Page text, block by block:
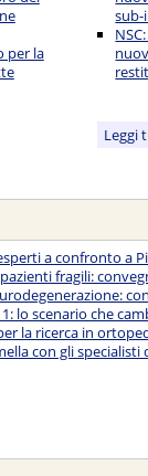
per la
sub-
Leggi
a confronto a
fragili:
lo scenario che
la ricerca in
con gli specialisti